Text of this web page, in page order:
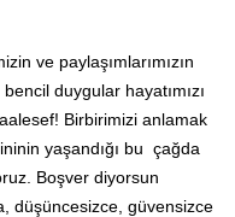
ve paylaşımlarımızın
duygular hayatımızı
Birbirimizi anlamak
yaşandığı bu çağda
Boşver diyorsun
düşüncesizce, güvensizce